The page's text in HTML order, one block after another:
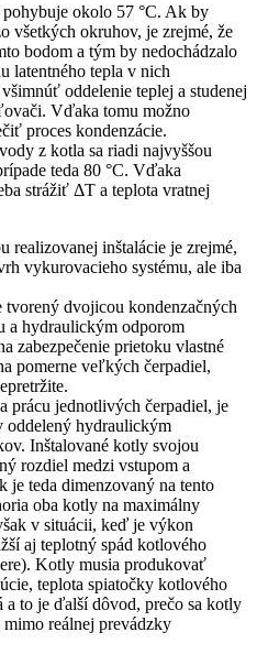
pohybuje okolo 57 °C. Ak by
všetkých okruhov, je zrejmé, že
bodom a tým by nedochádzalo
latentného tepla v nich
oddelenie teplej a studenej
Vďaka tomu možno
proces kondenzácie.
z kotla sa riadi najvyššou
teda 80 °C. Vďaka
strážiť ΔT a teplota vratnej
realizovanej inštalácie je zrejmé,
vykurovacieho systému, ale iba
tvorený dvojicou kondenzačných
a hydraulickým odporom
zabezpečenie prietoku vlastné
pomerne veľkých čerpadiel,
prácu jednotlivých čerpadiel, je
oddelený hydraulickým
Inštalované kotly svojou
rozdiel medzi vstupom a
je teda dimenzovaný na tento
oba kotly na maximálny
v situácii, keď je výkon
aj teplotný spád kotlového
Kotly musia produkovať
teplota spiatočky kotlového
a to je ďalší dôvod, prečo sa kotly
mimo reálnej prevádzky